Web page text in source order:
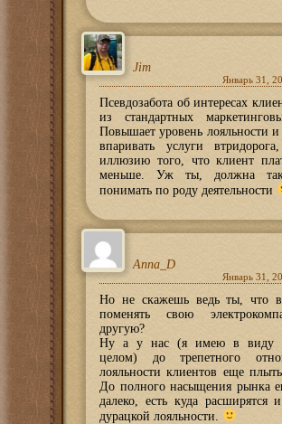
Jim
Январь 31,
Псевдозабота об интересах
из стандартных
Повышает уровень лояльности и
впаривать услуги
иллюзию того, что клиент
меньше. Уж ты, должна
понимать по роду деятельности
Anna_D
Январь 31,
Но не скажешь ведь ты, что
поменять свою
другую?
Ну а у нас (я имею в виду
целом) до трепетного
лояльности клиентов еще
До полного насыщения рынка
далеко, есть куда расширятся
дурацкой лояльности.